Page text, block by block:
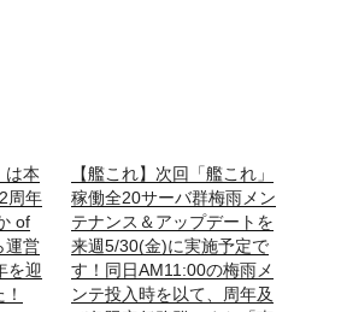
は本
周年
of
運営
を迎
【艦これ】次回「艦これ」
稼働全20サーバ群梅雨メン
テナンス＆アップデートを
来週5/30(金)に実施予定で
す！同日AM11:00の梅雨メ
ンテ投入時を以て、周年及